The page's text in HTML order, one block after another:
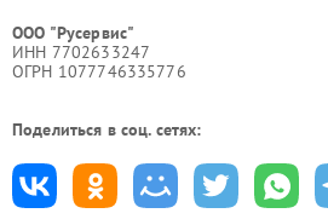
ООО "Русервис"
ИНН 7702633247
ОГРН 1077746335776
Поделиться в соц. сетях: